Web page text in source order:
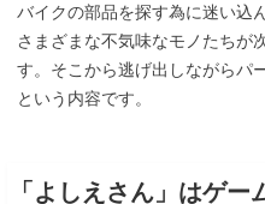
バイクの部品を探す為に迷い込
さまざまな不気味なモノたちが
す。そこから逃げ出しながらパ
という内容です。
「よしえさん」はゲ